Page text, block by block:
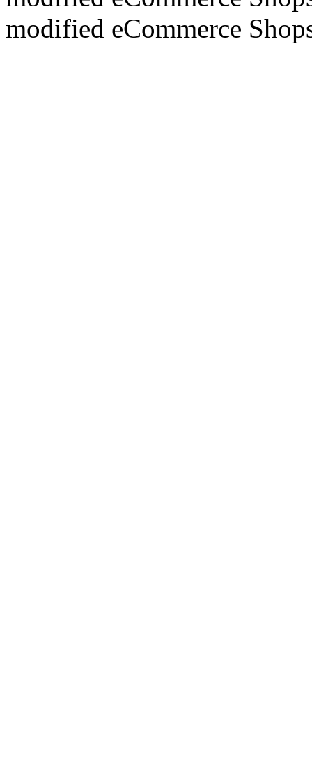
modified eCommerce